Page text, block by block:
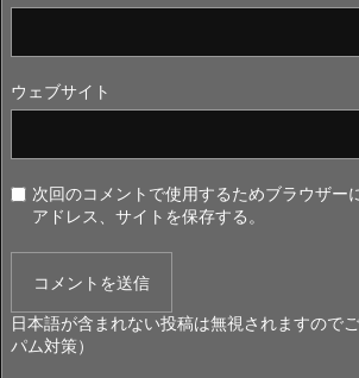
ウェブサイト
次回のコメントで使用するためブラウザー
アドレス、サイトを保存する。
日本語が含まれない投稿は無視されますので
パム対策）